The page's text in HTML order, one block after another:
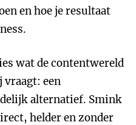
en hoe je resultaat
wat de contentwereld
vraagt: een
alternatief. Smink
helder en zonder